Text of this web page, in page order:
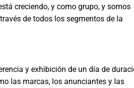
creciendo, y como grupo, y somos
de todos los segmentos de la
y exhibición de un día de
las marcas, los anunciantes y las